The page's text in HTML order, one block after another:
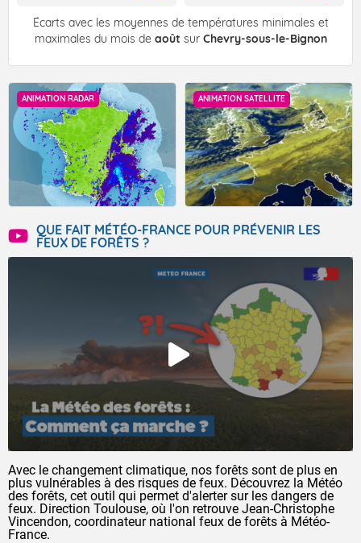
Écarts avec les moyennes de températures minimales et
maximales du mois de août sur Chevry-sous-le-Bignon
ANIMATION RADAR ANIMATION SATELLITE
QUE FAIT MÉTÉO-FRANCE POUR PRÉVENIR LES
FEUX DE FORÊTS ?
Avec le changement climatique, nos forêts sont de plus en
plus vulnérables à des risques de feux. Découvrez la Météo
des forêts, cet outil qui permet d'alerter sur les dangers de
feux. Direction Toulouse, où l'on retrouve Jean-Christophe
Vincendon, coordinateur national feux de forêts à Météo-
France.